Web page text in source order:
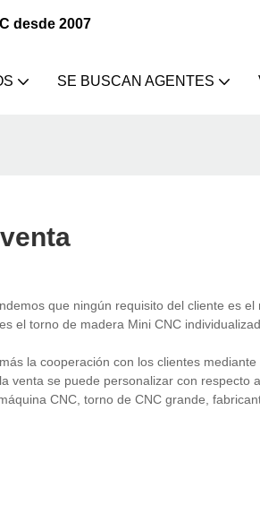
desde 2007
SE BUSCAN AGENTES
que ningún requisito del cliente es
el torno de madera Mini CNC
la cooperación con los clientes
venta se puede personalizar con respecto
CNC, torno de CNC grande,